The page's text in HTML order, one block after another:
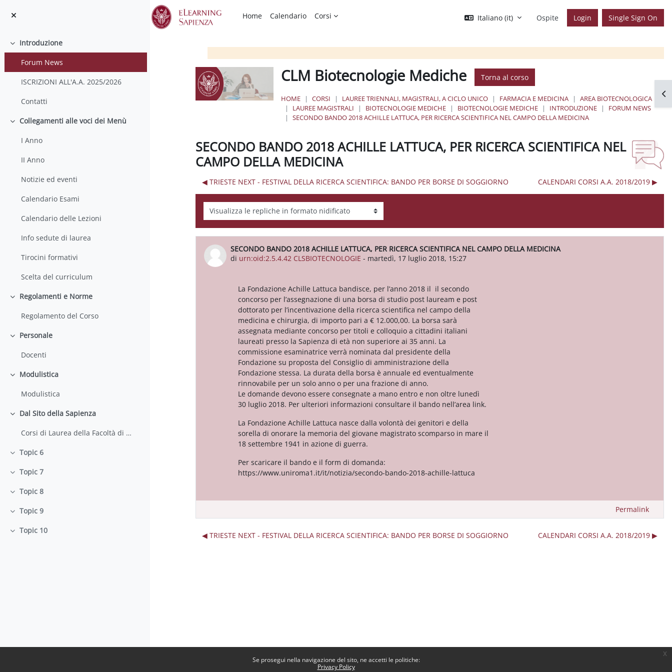
Se prosegui nella navigazione del sito, ne accetti le politiche:
Privacy Policy
x
Home Calendario Corsi Italiano ‎(it)‎ Ospite Login Single Sign On
Minimizza
Introduzione
Forum News
ISCRIZIONI ALL'A.A. 2025/2026
Contatti
Minimizza
Collegamenti alle voci dei Menù
I Anno
II Anno
Notizie ed eventi
Calendario Esami
Calendario delle Lezioni
Info sedute di laurea
Tirocini formativi
Scelta del curriculum
Minimizza
Regolamenti e Norme
Regolamento del Corso
Minimizza
Personale
Docenti
Minimizza
Modulistica
Modulistica
Minimizza
Dal Sito della Sapienza
Corsi di Laurea della Facoltà di Farmacia e Medicina
Minimizza
Topic 6
Minimizza
Topic 7
Minimizza
Topic 8
Minimizza
Topic 9
Minimizza
Topic 10
CLM Biotecnologie Mediche Torna al corso
HOME CORSI LAUREE TRIENNALI, MAGISTRALI, A CICLO UNICO FARMACIA E MEDICINA
AREA BIOTECNOLOGICA
LAUREE MAGISTRALI
BIOTECNOLOGIE MEDICHE BIOTECNOLOGIE MEDICHE INTRODUZIONE
FORUM NEWS
SECONDO BANDO 2018 ACHILLE LATTUCA, PER RICERCA SCIENTIFICA NEL CAMPO DELLA MEDICINA
SECONDO BANDO 2018 ACHILLE LATTUCA, PER RICERCA SCIENTIFICA NEL
CAMPO DELLA MEDICINA
◀︎ TRIESTE NEXT - FESTIVAL DELLA RICERCA SCIENTIFICA: BANDO PER BORSE DI SOGGIORNO CALENDARI CORSI A.A. 2018/2019 ▶︎
Modalità visualizzazione
SECONDO BANDO 2018 ACHILLE LATTUCA, PER RICERCA SCIENTIFICA NEL CAMPO DELLA MEDICINA
di urn:oid:2.5.4.42 CLSBIOTECNOLOGIE - martedì, 17 luglio 2018, 15:27
Numero di risposte: 0
La Fondazione Achille Lattuca bandisce, per l’anno 2018 il il secondo
concorso per l’assegnazione di una borsa di studio post lauream e post
dottorato per l’incentivazione della ricerca scientifica nel campo della
medicina e chirurgia, di importo pari a € 12.000,00. La borsa sarà
assegnata mediante concorso per titoli e colloquio a cittadini italiani
laureati presso la Sapienza di età non superiore ai 35 anni. La
commissione esaminatrice verrà nominata dal presidente della
Fondazione su proposta del Consiglio di amministrazione della
Fondazione stessa. La durata della borsa è annuale ed eventualmente
rinnovabile per un solo anno o per una frazione di anno.
Le domande devono essere consegnate a mano entro e non oltre lunedì
30 luglio 2018. Per ulteriori informazioni consultare il bando nell’area link.
La Fondazione Achille Lattuca nasce dalla volontà dei genitori e della
sorella di onorare la memoria del giovane magistrato scomparso in mare il
18 settembre 1941 in azione di guerra.
Per scaricare il bando e il form di domanda:
https://www.uniroma1.it/it/notizia/secondo-bando-2018-achille-lattuca
Permalink
◀︎ TRIESTE NEXT - FESTIVAL DELLA RICERCA SCIENTIFICA: BANDO PER BORSE DI SOGGIORNO CALENDARI CORSI A.A. 2018/2019 ▶︎